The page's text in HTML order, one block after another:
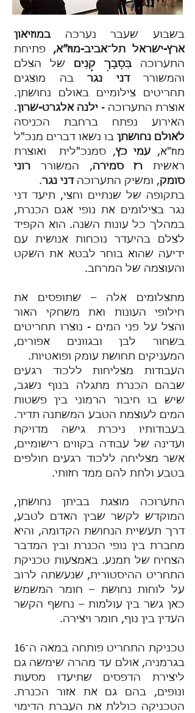
בשבוע שעבר נערכהבמוזיאון
ארץ-ישראל תל־אביב-מוּז״א, פתיחת
התערוכהבִּסְבַךְ קָנִים של הצלם
והמשוררדני נגר בה מוצגים
תחריטים צילומיים באולם נחושתן.
אוצרת התערוכה - ילנה אלגרט-שרון.
האירוע נפתח ברחבת הכניסה
לאולם נחושתן בו נשאו דברים מנכ"ל
מוז"א, עמי כץ, סמנכ"לית ואוצרת
ראשית רז סמירה, המשורר רוני
סומק, ומשיק התערוכה דני נגר.
בתקופה של שנתיים וחצי, תיעד דני
נגר בצילומים את נופי אגם הכנרת,
במהלך כל עונות השנה. הוא הקפיד
לצלם בהיעדר נוכחות אנושית עם
ידיעה שהוא בוחר לבטא את השקט
והעוצמה של המרחב.
מתצלומים אלה – שתופסים את
חילופי העונות ואת משחקי האור
והצל על פני המים - נוצרו תחריטים
בשחור לבן ובגוונים אפורים,
המעניקים תחושת עומק ופואטיות.
העבודות מצליחות ללכוד רגעים
שבהם הכנרת מתגלה בנוף נשגב,
שיש בו חיבור הרמוני בין פשטות
המים לעוצמת הטבע המשתנה תדיר.
בעבודותיו ניכרת גישה מדויקת
ועדינה של עבודה בקווים רישומיים,
אשר מצליחה ללכוד רגעים חולפים
בטבע ולתת להם ממד חזותי.
התערוכה מוצגת בביתן נחושתן,
המוקדש לקשר שבין האדם לטבע,
דרך תעשיית הנחושת הקדומה, והיא
מחברת בין נופי הכנרת ובין המדבר
הצחיח של תמנע. באמצעות טכניקת
התחריט ההיסטורית, שנעשתה לרוב
על לוחות נחושת – חומר המשמש
כאן גשר בין עולמות – נחשף הקשר
העדין בין נוף, חומר ויצירה.
טכניקת התחריט פותחה במאה ה־16
בגרמניה, אולם עד מהרה שימשה גם
ליצירת הדפסים שתיעדו מסעות
ונופים, בהם גם את אזור הכנרת.
הטכניקה כוללת את העברת הדימוי